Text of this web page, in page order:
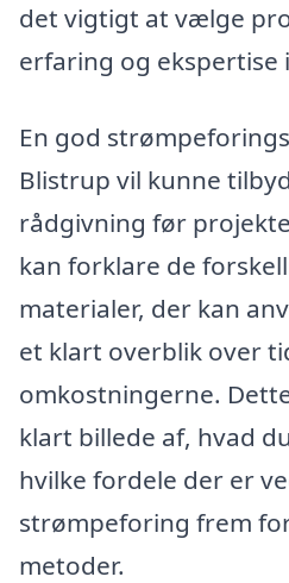
det vigtigt at vælge
erfaring og
En god
Blistrup vil kunne
rådgivning før
kan forklare de
materialer, der kan
et klart overblik over
omkostningerne.
klart billede af, hvad
hvilke fordele der er
strømpeforing frem
metoder.